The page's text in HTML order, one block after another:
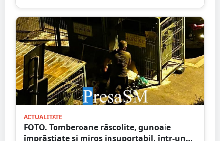
ACTUALITATE
FOTO. Tomberoane răscolite, gunoaie
împrăștiate și miros insuportabil, într-un